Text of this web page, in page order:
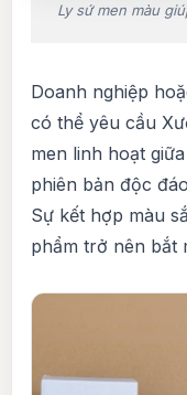
Ly sứ men màu
Doanh nghiệp
có thể yêu cầu
men linh hoạt
phiên bản độc
Sự kết hợp màu
phẩm trở nên bắt